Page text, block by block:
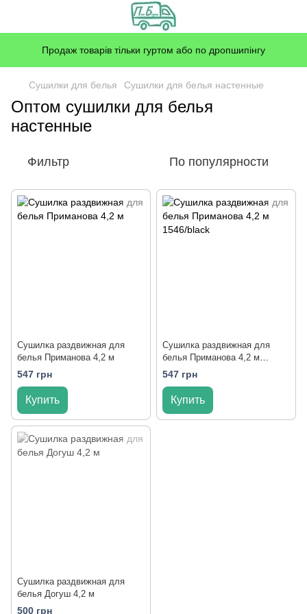
Продаж товарів тільки гуртом або по дропшипінгу
Сушилки для белья Сушилки для белья настенные
Оптом сушилки для белья
настенные
Фильтр По популярности
Сушилка раздвижная для
белья Приманова 4,2 м
547 грн
Купить
Сушилка раздвижная для
белья Приманова 4,2 м
1546/black
547 грн
Купить
Сушилка раздвижная для
белья Догуш 4,2 м
500 грн